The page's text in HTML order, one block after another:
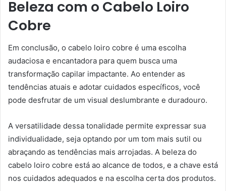
Beleza com o Cabelo Loiro
Cobre
Em conclusão, o cabelo loiro cobre é uma escolha
audaciosa e encantadora para quem busca uma
transformação capilar impactante. Ao entender as
tendências atuais e adotar cuidados específicos, você
pode desfrutar de um visual deslumbrante e duradouro.
A versatilidade dessa tonalidade permite expressar sua
individualidade, seja optando por um tom mais sutil ou
abraçando as tendências mais arrojadas. A beleza do
cabelo loiro cobre está ao alcance de todos, e a chave está
nos cuidados adequados e na escolha certa dos produtos.